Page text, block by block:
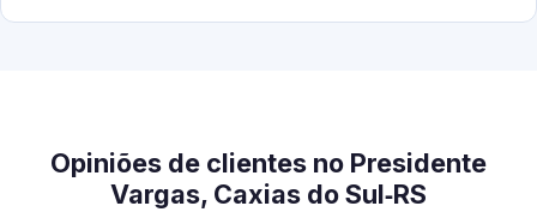
Opiniões de clientes no Presidente
Vargas, Caxias do Sul‑RS